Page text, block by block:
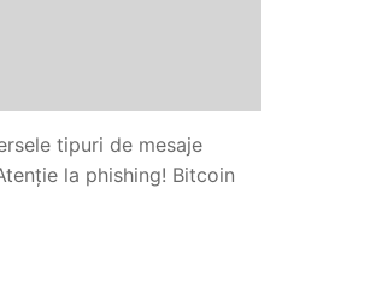
tipuri de mesaje
la phishing! Bitcoin